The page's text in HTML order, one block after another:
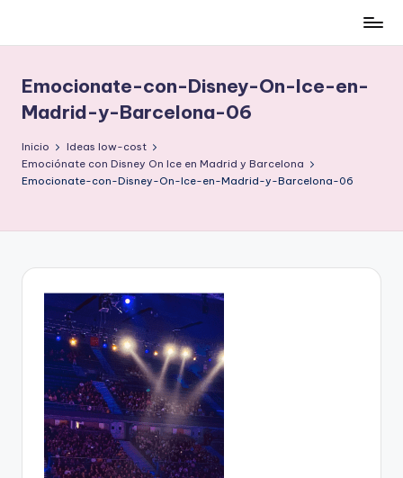
contenido
low-
cost
y
morir
en
Emocionate-con-Disney-On-Ice-en-
Madrid-y-Barcelona-06
Inicio
Ideas low-cost
Emociónate con Disney On Ice en Madrid y Barcelona
Emocionate-con-Disney-On-Ice-en-Madrid-y-Barcelona-06